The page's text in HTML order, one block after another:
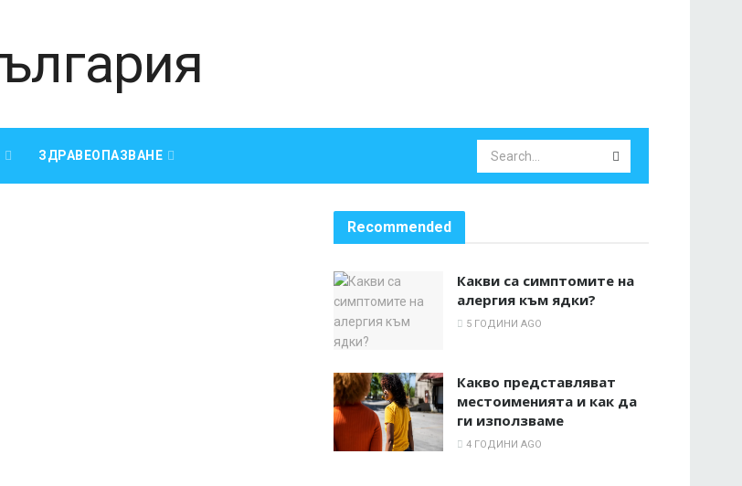
ЗДРАВЕОПАЗВАНЕ
Recommended
Какви са симптомите на
алергия към ядки?
5 ГОДИНИ AGO
Какво представляват
местоименията и как да
ги използваме
4 ГОДИНИ AGO